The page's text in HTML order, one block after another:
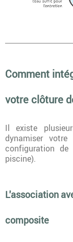
Comment
votre clôture
Il existe
dynamiser
configuration de
piscine).
L'association
composite